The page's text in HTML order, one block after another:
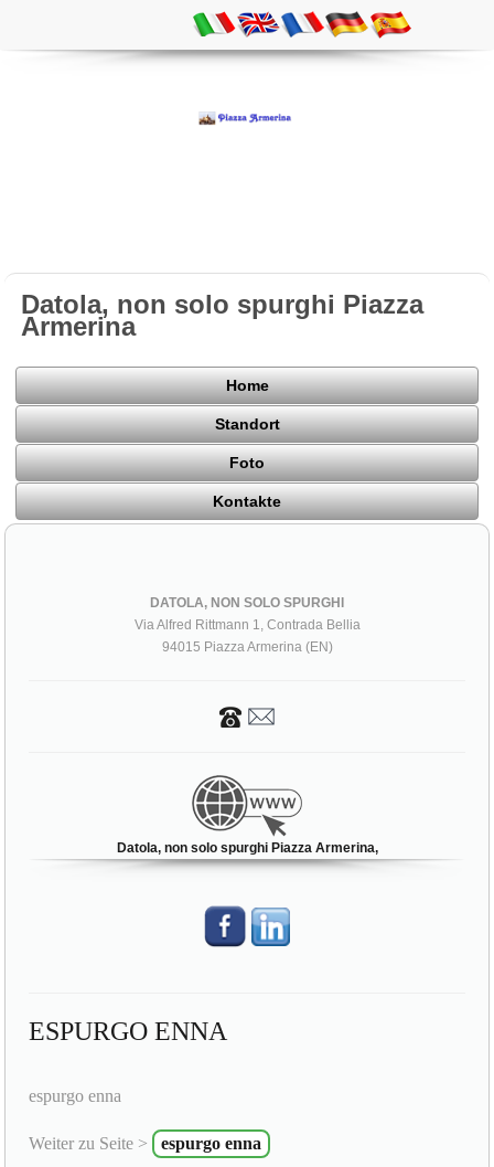
Datola, non solo spurghi Piazza
Armerina
Home
Standort
Foto
Kontakte
DATOLA, NON SOLO SPURGHI
Via Alfred Rittmann 1, Contrada Bellia
94015 Piazza Armerina (EN)
Datola, non solo spurghi Piazza Armerina,
ESPURGO ENNA
espurgo enna
Weiter zu Seite > espurgo enna